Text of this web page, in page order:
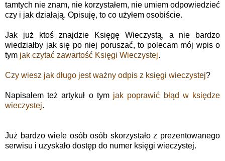
tamtych nie znam, nie korzystałem, nie umiem odpowiedzieć
czy i jak działają. Opisuję, to co użyłem osobiście.
Jak już ktoś znajdzie Księgę Wieczystą, a nie bardzo
wiedziałby jak się po niej poruszać, to polecam mój wpis o
tym jak czytać zawartość Księgi Wieczystej.
Czy wiesz jak długo jest ważny odpis z księgi wieczystej?
Napisałem też artykuł o tym jak poprawić błąd w księdze
wieczystej.
Już bardzo wiele osób osób skorzystało z prezentowanego
serwisu i uzyskało dostęp do numer księgi wieczystej.